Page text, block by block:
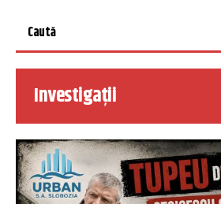
Investigații